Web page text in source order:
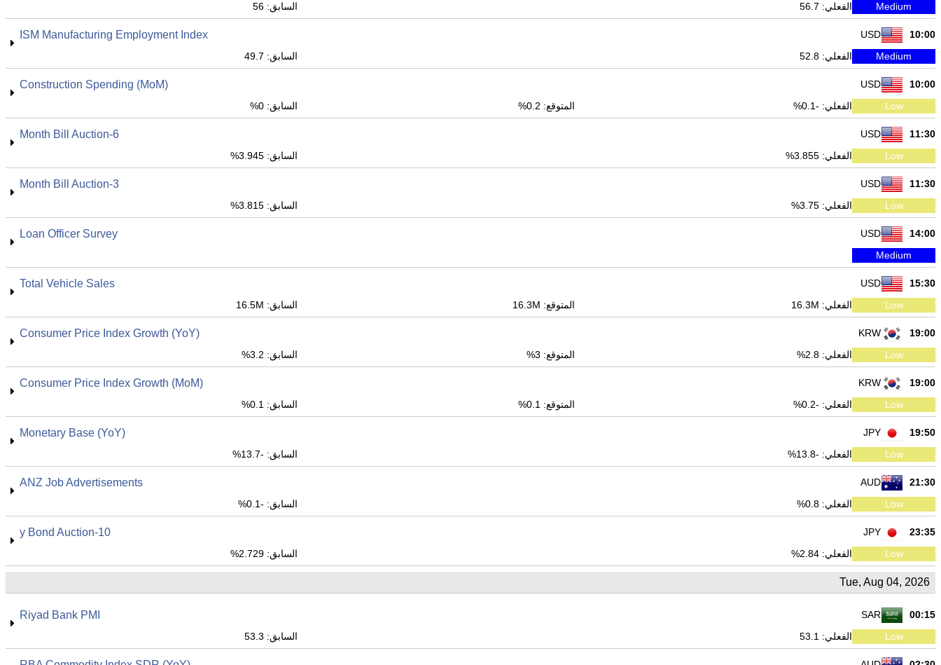
Medium الفعلي: 56.7 السابق: 56
10:00
USD
ISM Manufacturing Employment Index
Medium الفعلي: 52.8 السابق: 49.7
10:00
USD
Construction Spending (MoM)
Low الفعلي: -0.1% المتوقع: 0.2% السابق: 0%
11:30
USD
6-Month Bill Auction
Low الفعلي: 3.855% السابق: 3.945%
11:30
USD
3-Month Bill Auction
Low الفعلي: 3.75% السابق: 3.815%
14:00
USD
Loan Officer Survey
Medium
15:30
USD
Total Vehicle Sales
Low الفعلي: 16.3M المتوقع: 16.3M السابق: 16.5M
19:00
KRW
Consumer Price Index Growth (YoY)
Low الفعلي: 2.8% المتوقع: 3% السابق: 3.2%
19:00
KRW
Consumer Price Index Growth (MoM)
Low الفعلي: -0.2% المتوقع: 0.1% السابق: 0.1%
19:50
JPY
Monetary Base (YoY)
Low الفعلي: -13.8% السابق: -13.7%
21:30
AUD
ANZ Job Advertisements
Low الفعلي: 0.8% السابق: -0.1%
23:35
JPY
10-y Bond Auction
Low الفعلي: 2.84% السابق: 2.729%
Tue, Aug 04, 2026
00:15
SAR
Riyad Bank PMI
Low الفعلي: 53.1 السابق: 53.3